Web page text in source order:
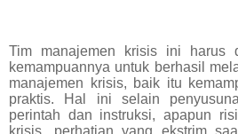
Tim manajemen krisis ini harus
kemampuannya untuk berhasil
manajemen krisis, baik itu
praktis. Hal ini selain
perintah dan instruksi, apapun